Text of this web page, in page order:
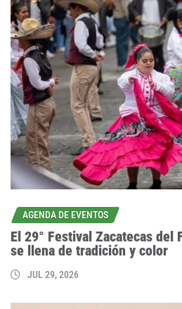
AGENDA DE EVENTOS
El 29° Festival Zacatecas
se llena de tradición y color
JUL 29, 2026